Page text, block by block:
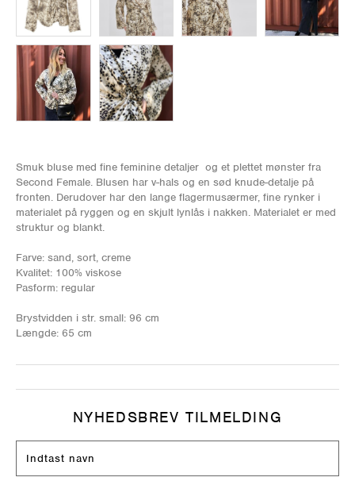
Smuk bluse med fine feminine detaljer og et plettet mønster fra
Second Female. Blusen har v-hals og en sød knude-detalje på
fronten. Derudover har den lange flagermusærmer, fine rynker i
materialet på ryggen og en skjult lynlås i nakken. Materialet er med
struktur og blankt.
Farve: sand, sort, creme
Kvalitet: 100% viskose
Pasform: regular
Brystvidden i str. small: 96 cm
Længde: 65 cm
NYHEDSBREV TILMELDING